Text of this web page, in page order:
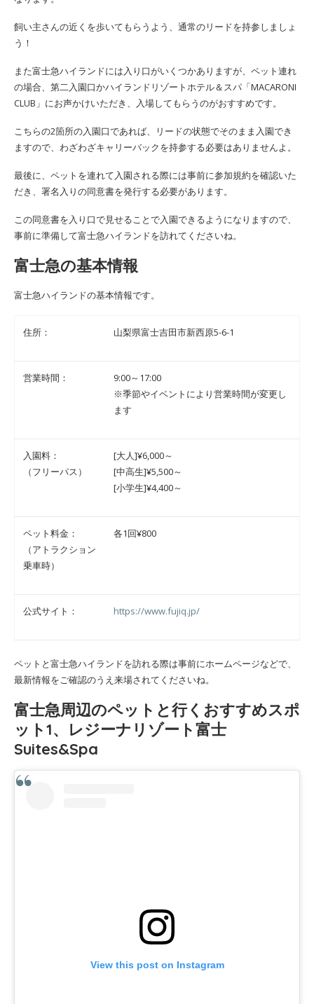
飼い主さんの近くを歩いてもらうよう、通常のリードを持参しましょ
う！
また富士急ハイランドには入り口がいくつかありますが、ペット連れ
の場合、第二入園口かハイランドリゾートホテル＆スパ「MACARONI
CLUB」にお声かけいただき、入場してもらうのがおすすめです。
こちらの2箇所の入園口であれば、リードの状態でそのまま入園でき
ますので、わざわざキャリーバックを持参する必要はありませんよ。
最後に、ペットを連れて入園される際には事前に参加規約を確認いた
だき、署名入りの同意書を発行する必要があります。
この同意書を入り口で見せることで入園できるようになりますので、
事前に準備して富士急ハイランドを訪れてくださいね。
富士急の基本情報
富士急ハイランドの基本情報です。
住所： 山梨県富士吉田市新西原5-6-1
営業時間：
9:00～17:00
※季節やイベントにより営業時間が変更し
ます
入園料：
（フリーパス）
[大人]¥6,000～
[中高生]¥5,500～
[小学生]¥4,400～
ペット料金：
（アトラクション
乗車時）
各1回¥800
公式サイト： https://www.fujiq.jp/
ペットと富士急ハイランドを訪れる際は事前にホームページなどで、
最新情報をご確認のうえ来場されてくださいね。
富士急周辺のペットと行くおすすめスポ
ット1、レジーナリゾート富士
Suites&Spa
View this post on Instagram